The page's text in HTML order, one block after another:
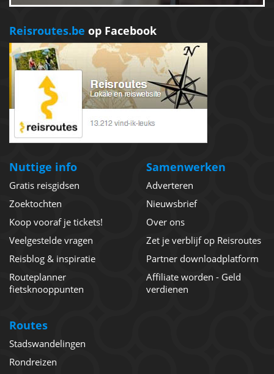
Reisroutes.be op Facebook
Nuttige info
Gratis reisgidsen
Zoektochten
Koop vooraf je tickets!
Veelgestelde vragen
Reisblog & inspiratie
Routeplanner
fietsknooppunten
Samenwerken
Adverteren
Nieuwsbrief
Over ons
Zet je verblijf op Reisroutes
Partner downloadplatform
Affiliate worden - Geld
verdienen
Routes
Stadswandelingen
Rondreizen